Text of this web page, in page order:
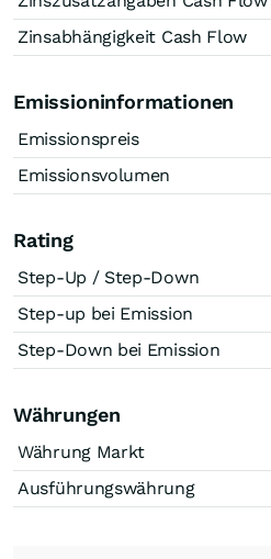
Zinsabhängigkeit Cash Flow
Emissioninformationen
Emissionspreis
Emissionsvolumen
Rating
Step-Up / Step-Down
Step-up bei Emission
Step-Down bei Emission
Währungen
Währung Markt
Ausführungswährung